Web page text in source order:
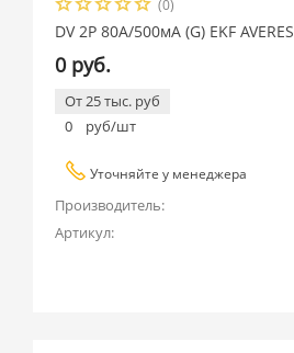
(0)
DV 2P 80А/500мА (G) EKF AVERES
0 руб.
От 25 тыс. руб
0
руб/шт
Уточняйте у менеджера
Производитель:
Артикул: